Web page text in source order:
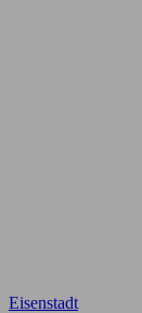
Eisenstadt